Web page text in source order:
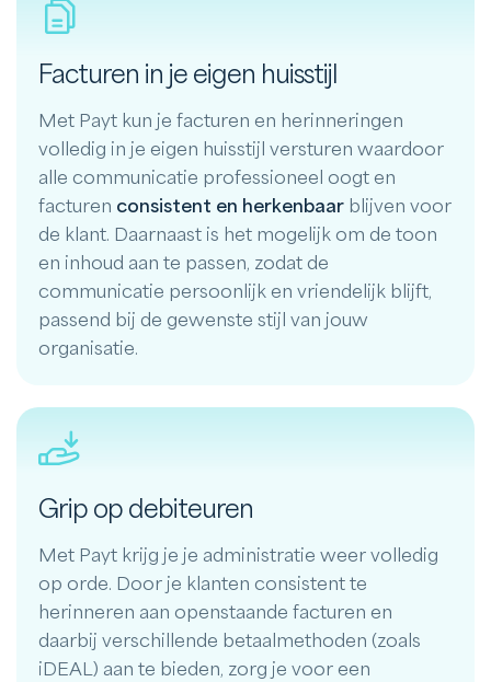
Facturen in je eigen huisstijl
Met Payt kun je facturen en herinneringen
volledig in je eigen huisstijl versturen waardoor
alle communicatie professioneel oogt en
facturen consistent en herkenbaar blijven voor
de klant. Daarnaast is het mogelijk om de toon
en inhoud aan te passen, zodat de
communicatie persoonlijk en vriendelijk blijft,
passend bij de gewenste stijl van jouw
organisatie.
Grip op debiteuren
Met Payt krijg je je administratie weer volledig
op orde. Door je klanten consistent te
herinneren aan openstaande facturen en
daarbij verschillende betaalmethoden (zoals
iDEAL) aan te bieden, zorg je voor een